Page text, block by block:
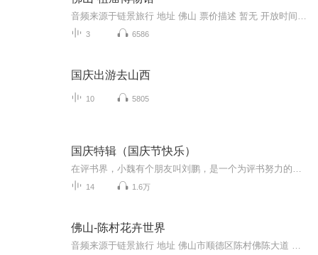
3 6586
国庆出游去山西
10 5805
国庆特辑（国庆节快乐）
14 1.6万
佛山-陈村花卉世界